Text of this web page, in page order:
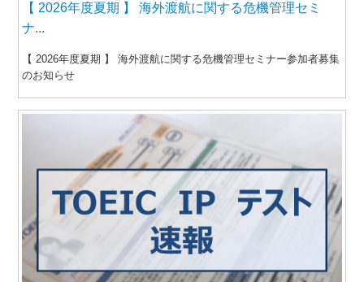
【 2026年度夏期 】 海外渡航に関する危機管理セミ
ナ...
【 2026年度夏期 】 海外渡航に関する危機管理セミナー参加者募集
のお知らせ